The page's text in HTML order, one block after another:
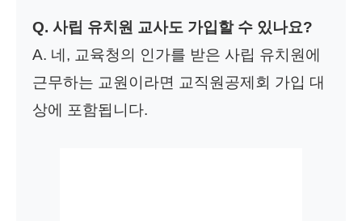
Q. 사립 유치원 교사도 가입할 수 있나요?
A. 네, 교육청의 인가를 받은 사립 유치원에
근무하는 교원이라면 교직원공제회 가입 대
상에 포함됩니다.